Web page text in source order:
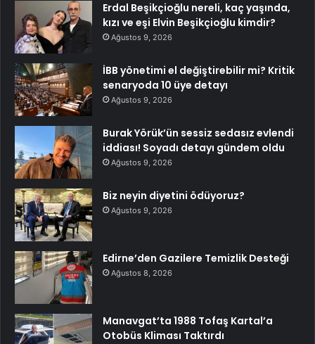
Erdal Beşikçioğlu nereli, kaç yaşında,
kızı ve eşi Elvin Beşikçioğlu kimdir?
Ağustos 9, 2026
İBB yönetimi el değiştirebilir mi? Kritik
senaryoda 10 üye detayı
Ağustos 9, 2026
Burak Yörük’ün sessiz sedasız evlendi
iddiası! Soyadı detayı gündem oldu
Ağustos 9, 2026
Biz neyin diyetini ödüyoruz?
Ağustos 9, 2026
Edirne’den Gazilere Temizlik Desteği
Ağustos 8, 2026
Manavgat’ta 1988 Tofaş Kartal’a
Otobüs Kliması Taktırdı